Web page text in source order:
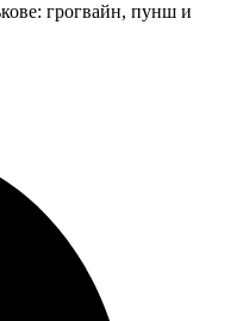
грогвайн, пунш и